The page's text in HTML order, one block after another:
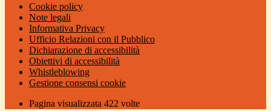
Cookie policy
Note legali
Informativa Privacy
Ufficio Relazioni con il Pubblico
Dichiarazione di accessibilità
Obiettivi di accessibilità
Whistleblowing
Gestione consensi cookie
Pagina visualizzata 422 volte